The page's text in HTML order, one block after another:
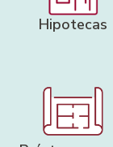
Hipotecas